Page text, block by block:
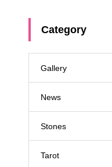
Category
Gallery
News
Stones
Tarot